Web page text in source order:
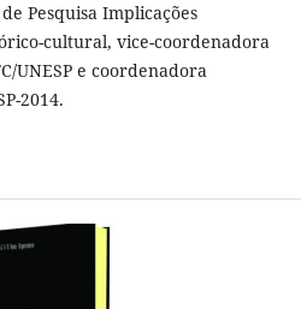
Pesquisa Implicações
cultural, vice-coordenadora
UNESP e coordenadora
2014.